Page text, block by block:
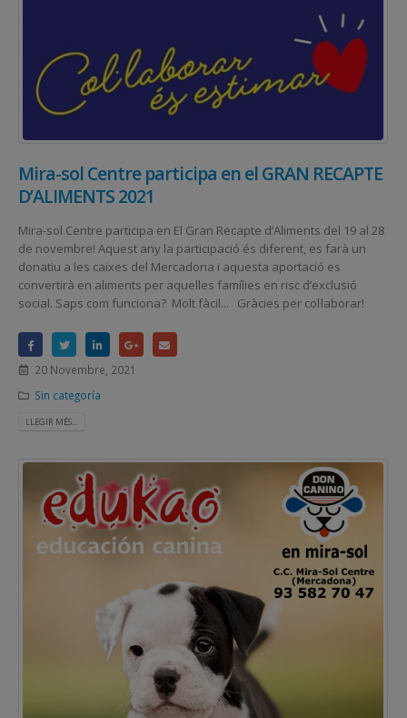
Mira-sol Centre participa en el GRAN RECAPTE
D’ALIMENTS 2021
Mira-sol Centre participa en El Gran Recapte d’Aliments del 19 al 28
de novembre! Aquest any la participació és diferent, es farà un
donatiu a les caixes del Mercadona i aquesta aportació es
convertirà en aliments per aquelles famílies en risc d’exclusió
social. Saps com funciona? Molt fàcil... Gràcies per col·laborar!
20 Novembre, 2021
Sin categoría
LLEGIR MÉS...